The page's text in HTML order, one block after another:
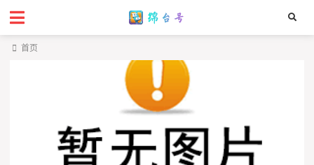
首页